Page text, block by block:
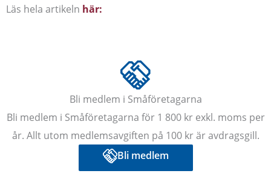
Läs hela artikeln här:
Bli medlem i Småföretagarna
Bli medlem i Småföretagarna för 1 800 kr exkl. moms per
år. Allt utom medlemsavgiften på 100 kr är avdragsgill.
Bli medlem